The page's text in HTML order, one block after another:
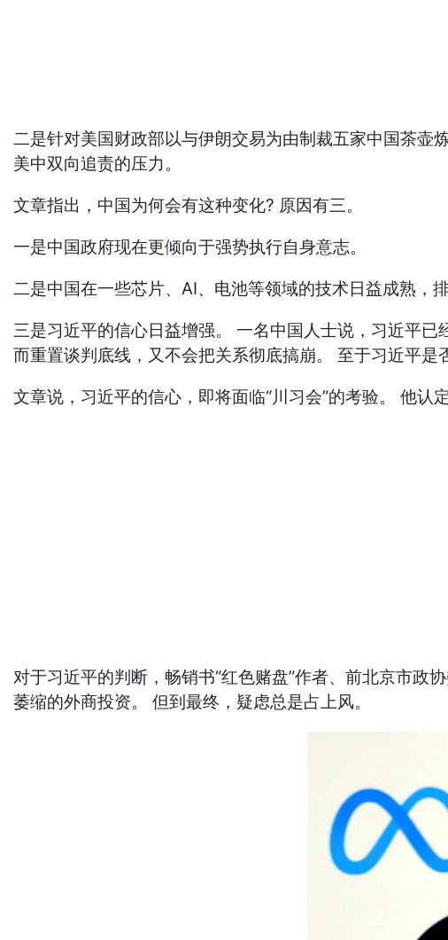
二是针对美国财政部以与伊朗交易为由制裁五家中国茶壶
美中双向追责的压力。
文章指出，中国为何会有这种变化? 原因有三。
一是中国政府现在更倾向于强势执行自身意志。
二是中国在一些芯片、AI、电池等领域的技术日益成熟，
三是习近平的信心日益增强。 一名中国人士说，习近平已
而重置谈判底线，又不会把关系彻底搞崩。 至于习近平是
文章说，习近平的信心，即将面临“川习会”的考验。 他认
对于习近平的判断，畅销书“红色赌盘”作者、前北京市政
萎缩的外商投资。 但到最终，疑虑总是占上风。